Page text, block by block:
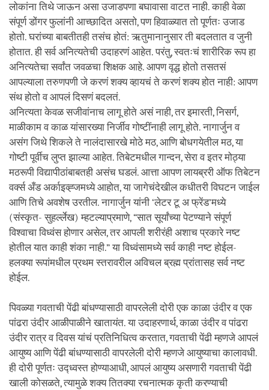
लोकांना तिथे जाऊन असा उजाडपणा बघावासा वाटत नाही. काही वेळा
संपूर्ण डोंगर फुलांनी आच्छादित असतो, पण हिवाळ्यात तो पूर्णतः उजाड
होतो. घरांच्या बाबतीतही तसंच होतं: ऋतुमानानुसार ती बदलतात व जुनी
होतात. ही सर्व अनित्यतेची उदाहरणं आहेत. परंतु, स्वतःचं शारीरिक रूप हा
अनित्यतेचा सर्वांत जवळचा शिक्षक आहे. आपण वृद्ध होतो तसतसं
आपल्याला तरुणपणी जे करणं शक्य व्हायचं ते करणं शक्य होत नाही: आपण
संथ होतो व आपलं दिसणं बदलतं.
अनित्यता केवळ सजीवांनाच लागू होते असं नाही, तर इमारती, निसर्ग,
माळीकाम व काळ यांसारख्या निर्जीव गोष्टींनाही लागू होते. नागार्जुन व
असंग जिथे शिकले ते नालंदासारखे मोठे मठ, आणि बोधगयेतील मठ, या
गोष्टी पूर्वीच लुप्त झाल्या आहेत. तिबेटमधील गान्दन, सेरा व इतर मोठ्या
मठरूपी विद्यापीठांबाबतही असंच घडलं. आत्ता आपण लायब्ररी ऑफ तिबेटन
वर्क्स अँड अर्काइव्ह्जमध्ये आहोत, या जागेचंदेखील कधीतरी विघटन जाईल
आणि तिचे अवशेष उरतील. नागार्जुन यांनी ‘लेटर टू अ फ्रेंड’मध्ये
(संस्कृत- सुहर्ल्लेख) म्हटल्याप्रमाणे, “सात सूर्यांच्या पेटण्याने संपूर्ण
विश्वाचा विध्वंस होणार असेल, तर आपली शरीरंही अशाच प्रकारे नष्ट
होतील यात काही शंका नाही.” या विध्वंसामध्ये सर्व काही नष्ट होईल-
हलक्या रूपांमधील प्रथम स्तरावरील अविचल ब्रह्म प्रांतासह सर्व नष्ट
होईल.
पिवळ्या गवताची पेंढी बांधण्यासाठी वापरलेली दोरी एक काळा उंदीर व एक
पांढरा उंदीर आळीपाळीने खातायंत. या उदाहरणार्थ, काळा उंदीर व पांढरा
उंदीर रात्र व दिवस यांचं प्रतिनिधित्व करतात, गवताची पेंढी म्हणजे आपलं
आयुष्य आणि पेंढी बांधण्यासाठी वापरलेली दोरी म्हणजे आयुष्याचा कालावधी.
ही दोरी पूर्णतः उद्ध्वस्त होण्याआधी, आपलं आयुष्य असणारी गवताची पेंढी
खाली कोसळते, त्यामुळे शक्य तितक्या रचनात्मक कृती करण्याची